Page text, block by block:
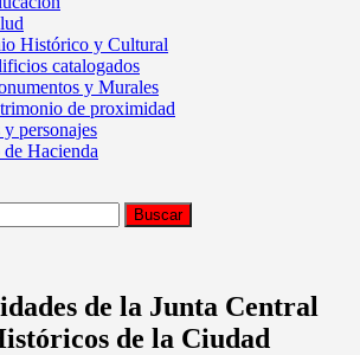
Histórico y Cultural
catalogados
y Murales
de proximidad
y personajes
Hacienda
de la Junta Central
de la Ciudad